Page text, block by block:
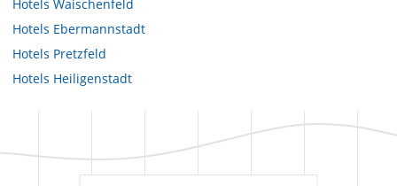
Hotels Waischenfeld
Hotels Ebermannstadt
Hotels Pretzfeld
Hotels Heiligenstadt